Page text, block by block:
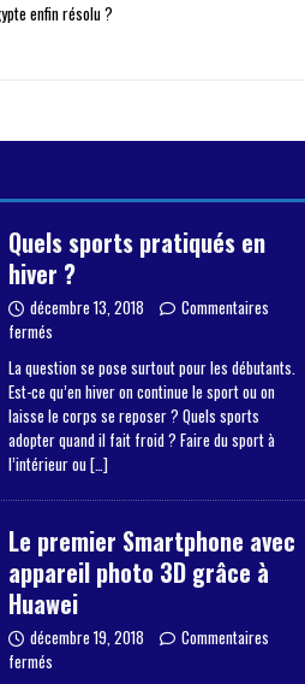
enfin résolu ?
Quels sports pratiqués en
hiver ?
décembre 13, 2018
Commentaires
fermés
La question se pose surtout pour les débutants.
Est-ce qu’en hiver on continue le sport ou on
laisse le corps se reposer ? Quels sports
adopter quand il fait froid ? Faire du sport à
l’intérieur ou […]
Le premier Smartphone avec
appareil photo 3D grâce à
Huawei
décembre 19, 2018
Commentaires
fermés